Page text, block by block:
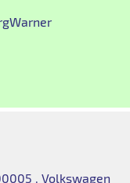
, Volkswagen